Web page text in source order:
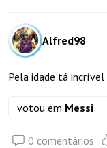
Alfred98
Pela idade tá incrível
votou em Messi
0 comentários